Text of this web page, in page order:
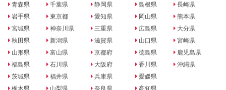
青森県
岩手県
宮城県
秋田県
山形県
福島県
茨城県
栃木県
千葉県
東京都
神奈川県
新潟県
富山県
石川県
福井県
山梨県
静岡県
愛知県
三重県
滋賀県
京都府
大阪府
兵庫県
奈良県
島根県
岡山県
広島県
山口県
徳島県
香川県
愛媛県
高知県
長崎県
熊本県
大分県
宮崎県
鹿児島県
沖縄県